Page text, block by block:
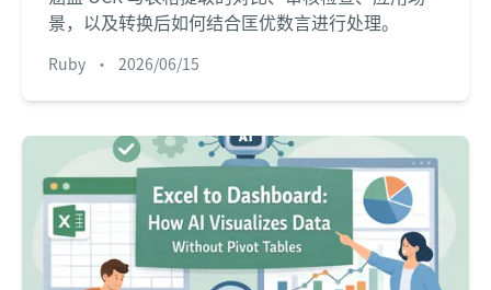
景，以及转换后如何结合匡优数言进行处理。
Ruby • 2026/06/15